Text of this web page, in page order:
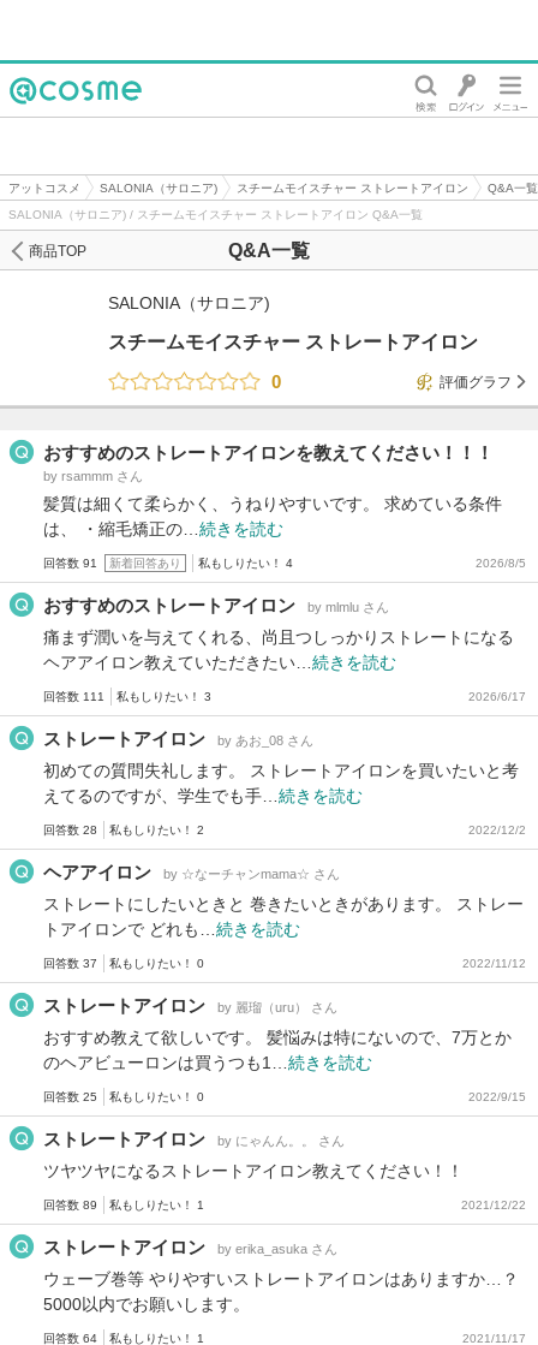
アットコスメ SALONIA（サロニア) スチームモイスチャー ストレートアイロン
Q&A一覧
SALONIA（サロニア) / スチームモイスチャー ストレートアイロン Q&A一覧
Q&A一覧
商品TOP
SALONIA（サロニア)
スチームモイスチャー ストレートアイロン
0
評価グラフ
おすすめのストレートアイロンを教えてください！！！
by rsammm さん
髪質は細くて柔らかく、うねりやすいです。 求めている条件
は、 ・縮毛矯正の… 続きを読む
回答数 91 新着回答あり 私もしりたい！ 4 2026/8/5
おすすめのストレートアイロン by mlmlu さん
痛まず潤いを与えてくれる、尚且つしっかりストレートになる
ヘアアイロン教えていただきたい… 続きを読む
回答数 111 私もしりたい！ 3 2026/6/17
ストレートアイロン by あお_08 さん
初めての質問失礼します。 ストレートアイロンを買いたいと考
えてるのですが、学生でも手… 続きを読む
回答数 28 私もしりたい！ 2 2022/12/2
ヘアアイロン by ☆なーチャンmama☆ さん
ストレートにしたいときと 巻きたいときがあります。 ストレー
トアイロンで どれも… 続きを読む
回答数 37 私もしりたい！ 0 2022/11/12
ストレートアイロン by 麗瑠（uru） さん
おすすめ教えて欲しいです。 髪悩みは特にないので、7万とか
のヘアビューロンは買うつも1… 続きを読む
回答数 25 私もしりたい！ 0 2022/9/15
ストレートアイロン by にゃんん。。 さん
ツヤツヤになるストレートアイロン教えてください！！
回答数 89 私もしりたい！ 1 2021/12/22
ストレートアイロン by erika_asuka さん
ウェーブ巻等 やりやすいストレートアイロンはありますか…？
5000以内でお願いします。
回答数 64 私もしりたい！ 1 2021/11/17